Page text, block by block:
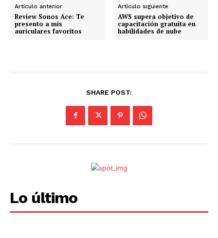
Artículo anterior
Review Sonos Ace: Te
presento a mis
auriculares favoritos
Artículo siguiente
AWS supera objetivo de
capacitación gratuita en
habilidades de nube
SHARE POST:
Lo último